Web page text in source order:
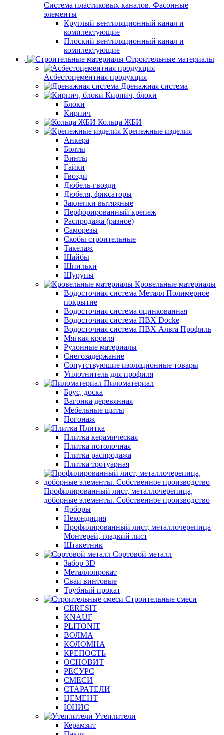
Система пластиковых каналов. Фасонные
элементы
Круглый вентиляционный канал и
комплектующие
Плоский вентиляционный канал и
комплектующие
Строительные материалы
Асбестоцементная продукция
Дренажная система
Кирпич, блоки
Блоки
Кирпич
Кольца ЖБИ
Крепежные изделия
Анкера
Болты
Винты
Гайки
Гвозди
Дюбель-гвозди
Дюбеля, фиксаторы
Заклепки вытяжные
Перфорированный крепеж
Распродажа (разное)
Саморезы
Скобы строительные
Такелаж
Шайбы
Шпильки
Шурупы
Кровельные материалы
Водосточная система Металл Полимерное
покрытие
Водосточная система оцинкованная
Водосточная система ПВХ Docke
Водосточная система ПВХ Альта Профиль
Мягкая кровля
Рулонные материалы
Снегозадержание
Сопутствуюшие изоляционные товары
Уплотнитель для профиля
Пиломатериал
Брус, доска
Вагонка деревянная
Мебельные щиты
Погонаж
Плитка
Плитка керамическая
Плитка потолочная
Плитка распродажа
Плитка тротуарная
Профилированный лист, металлочерепица,
доборные элементы. Собственное производство
Доборы
Некондиция
Профилированный лист, металлочерепица
Монтерей, гладкий лист
Штакетник
Сортовой металл
Забор 3D
Металлопрокат
Сваи винтовые
Трубный прокат
Строительные смеси
CERESIT
KNAUF
PLITONIT
ВОЛМА
КОЛОМНА
КРЕПОСТЬ
ОСНОВИТ
РЕСУРС
СМЕСИ
СТАРАТЕЛИ
ЦЕМЕНТ
ЮНИС
Утеплители
Керамзит